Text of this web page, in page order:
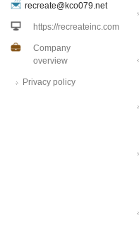
recreate@kco079.net
https://recreateinc.com
Company
overview
Privacy policy